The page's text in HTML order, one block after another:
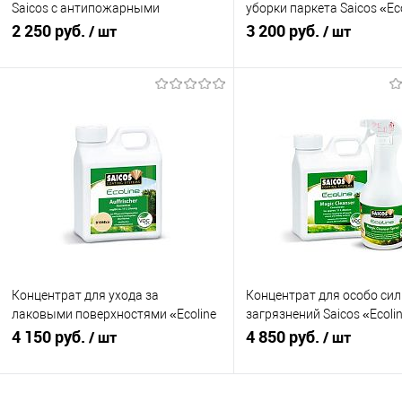
Saicos с антипожарными
свойствами Premium Additive Fire
2 250 руб. / шт
Купить в 1 клик
К сравнению
В избранное
Под заказ
уборки паркета Saicos
Wischpflege» канистра 1
3 200 руб. / шт
Купить в 1 клик
К
В избранное
Концентрат для ухода за
лаковыми поверхностями «Ecoline
Auffrischer»
4 150 руб. / шт
Концентрат для особо
загрязнений Saicos
Cleaner», упаковка 1 литр
4 850 руб. / шт